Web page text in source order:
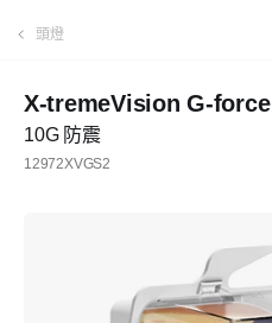
頭燈
X-tremeVision G-force
10G 防震
12972XVGS2